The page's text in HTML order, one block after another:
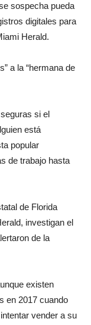
sospecha pueda
digitales para
Herald.
a la “hermana de
si el
está
popular
de trabajo hasta
de Florida
investigan el
de la
existen
en 2017 cuando
vender a su